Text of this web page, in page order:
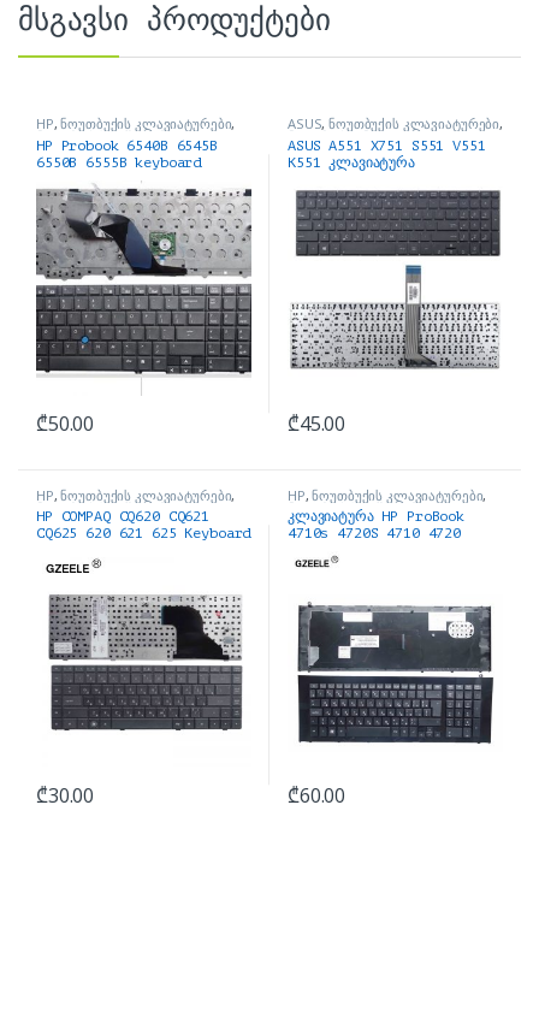
მსგავსი პროდუქტები
HP,ნოუთბუქის კლავიატურები,
ნოუთბუქის ნაწილები და
აქსესუარები
HP Probook 6540B 6545B
6550B 6555B keyboard
₾50.00
ASUS,ნოუთბუქის კლავიატურები,
ნოუთბუქის ნაწილები და
აქსესუარები
ASUS A551 X751 S551 V551
K551 კლავიატურა
₾45.00
HP,ნოუთბუქის კლავიატურები,
ნოუთბუქის ნაწილები და
აქსესუარები
HP COMPAQ CQ620 CQ621
CQ625 620 621 625 Keyboard
₾30.00
HP,ნოუთბუქის კლავიატურები,
ნოუთბუქის ნაწილები და
აქსესუარები
კლავიატურა HP ProBook
4710s 4720S 4710 4720
₾60.00